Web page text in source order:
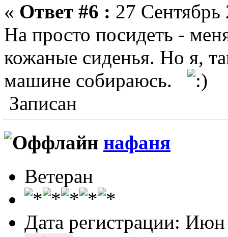
« Ответ #6 : 27
На просто посидеть -
кожаные сиденья. Но я,
машине собираюсь.
Записан
нафаня
Ветеран
Дата регистрации: